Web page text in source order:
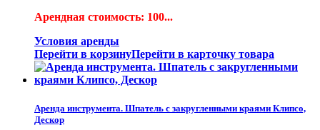
Арендная стоимость: 100...
Условия аренды
Перейти в корзинуПерейти в карточку товара
Аренда инструмента. Шпатель с закругленными краями Клипсо,
Дескор